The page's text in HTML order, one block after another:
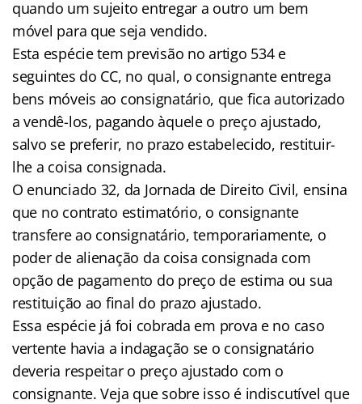
quando um sujeito entregar a outro um bem
móvel para que seja vendido.
Esta espécie tem previsão no artigo 534 e
seguintes do CC, no qual, o consignante entrega
bens móveis ao consignatário, que fica autorizado
a vendê-los, pagando àquele o preço ajustado,
salvo se preferir, no prazo estabelecido, restituir-
lhe a coisa consignada.
O enunciado 32, da Jornada de Direito Civil, ensina
que no contrato estimatório, o consignante
transfere ao consignatário, temporariamente, o
poder de alienação da coisa consignada com
opção de pagamento do preço de estima ou sua
restituição ao final do prazo ajustado.
Essa espécie já foi cobrada em prova e no caso
vertente havia a indagação se o consignatário
deveria respeitar o preço ajustado com o
consignante. Veja que sobre isso é indiscutível que